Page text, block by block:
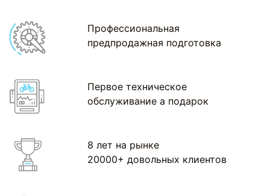
Профессиональная
предпродажная подготовка
Первое техническое
обслуживание а подарок
8 лет на рынке
20000+ довольных клиентов